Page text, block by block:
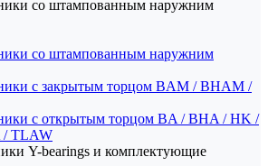
со штампованным наружним
со штампованным наружним
с закрытым торцом BAM / BHAM /
с открытым торцом BA / BHA / HK /
/ TLAW
Y-bearings и комплектующие